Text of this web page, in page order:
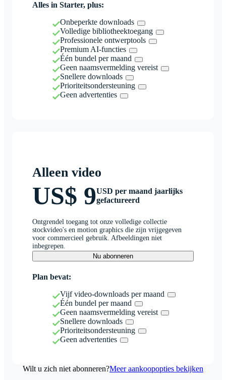
Alles in Starter, plus:
Onbeperkte downloads
Volledige bibliotheektoegang
Professionele ontwerptools
Premium AI-functies
Één bundel per maand
Geen naamsvermelding vereist
Snellere downloads
Prioriteitsondersteuning
Geen advertenties
Alleen video
US$ 9USD per maand jaarlijks
gefactureerd
Ontgrendel toegang tot onze volledige collectie
stockvideo's en motion graphics die zijn vrijgegeven
voor commercieel gebruik. Afbeeldingen niet
inbegrepen.
Nu abonneren
Plan bevat:
Vijf video-downloads per maand
Één bundel per maand
Geen naamsvermelding vereist
Snellere downloads
Prioriteitsondersteuning
Geen advertenties
Wilt u zich niet abonneren?Meer aankoopopties bekijken